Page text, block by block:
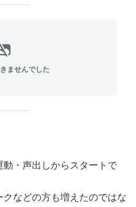
ませんでした
動・声出しからスタートで
などの方も増えたのではな